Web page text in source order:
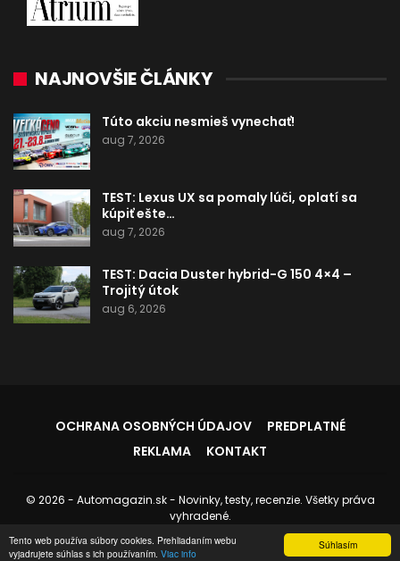
Súhlasím
Tento web používa súbory cookies. Prehliadaním webu
vyjadrujete súhlas s ich používaním. Viac info
NAJNOVŠIE ČLÁNKY
Túto akciu nesmieš vynechať!
aug 7, 2026
TEST: Lexus UX sa pomaly lúči, oplatí sa
kúpiť ešte…
aug 7, 2026
TEST: Dacia Duster hybrid-G 150 4×4 –
Trojitý útok
aug 6, 2026
OCHRANA OSOBNÝCH ÚDAJOV
PREDPLATNÉ
REKLAMA
KONTAKT
© 2026 - Automagazin.sk - Novinky, testy, recenzie. Všetky práva
vyhradené.
Stránku spravuje:Instedo.com